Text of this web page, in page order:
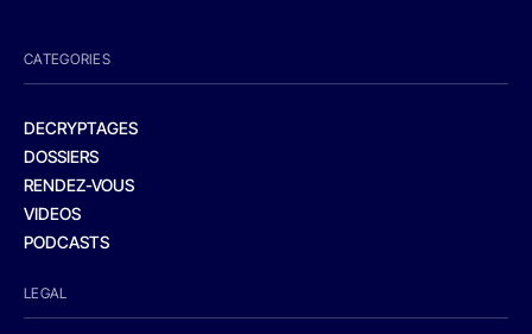
CATEGORIES
DECRYPTAGES
DOSSIERS
RENDEZ-VOUS
VIDEOS
PODCASTS
LEGAL